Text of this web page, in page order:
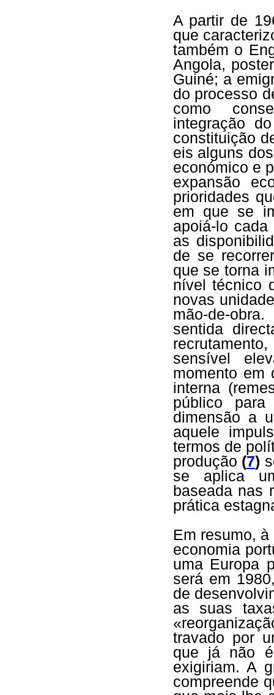
A partir de
que
também o
Angola,
Guiné; a
do processo
como
integração
constituição
eis alguns
económico e
expansão
prioridades
em que se
apoiá-lo
as
de se
que se torna
nível técnico
novas
mão-de-
sentida
sensível
momento em
interna
público
dimensão a
aquele
termos de
produção (7)
se aplica
baseada nas
prática
Em resumo,
economia
uma Europa
será em
de
as suas
travado por
que já não
exigiriam. A
compreende